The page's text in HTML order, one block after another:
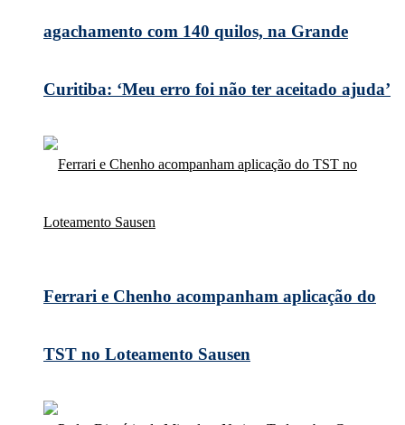
agachamento com 140 quilos, na Grande
Curitiba: ‘Meu erro foi não ter aceitado ajuda’
Ferrari e Chenho acompanham aplicação do
TST no Loteamento Sausen